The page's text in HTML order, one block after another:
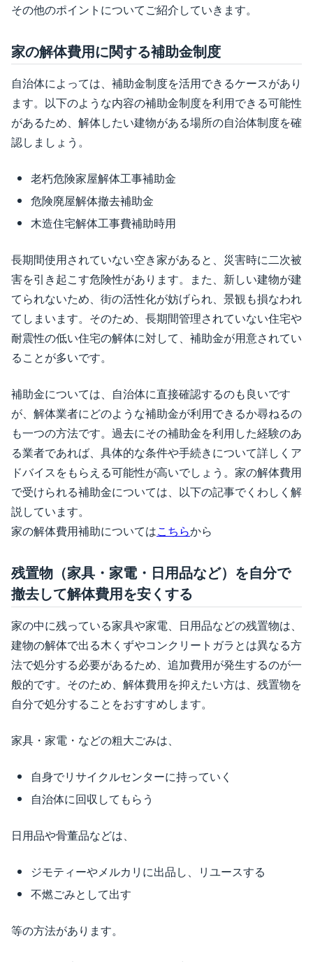
その他のポイントについてご紹介していきます。
家の解体費用に関する補助金制度
自治体によっては、補助金制度を活用できるケースがあり
ます。以下のような内容の補助金制度を利用できる可能性
があるため、解体したい建物がある場所の自治体制度を確
認しましょう。
老朽危険家屋解体工事補助金
危険廃屋解体撤去補助金
木造住宅解体工事費補助時用
長期間使用されていない空き家があると、災害時に二次被
害を引き起こす危険性があります。また、新しい建物が建
てられないため、街の活性化が妨げられ、景観も損なわれ
てしまいます。そのため、長期間管理されていない住宅や
耐震性の低い住宅の解体に対して、補助金が用意されてい
ることが多いです。
補助金については、自治体に直接確認するのも良いです
が、解体業者にどのような補助金が利用できるか尋ねるの
も一つの方法です。過去にその補助金を利用した経験のあ
る業者であれば、具体的な条件や手続きについて詳しくア
ドバイスをもらえる可能性が高いでしょう。家の解体費用
で受けられる補助金については、以下の記事でくわしく解
説しています。
家の解体費用補助についてはこちらから
残置物（家具・家電・日用品など）を自分で
撤去して解体費用を安くする
家の中に残っている家具や家電、日用品などの残置物は、
建物の解体で出る木くずやコンクリートガラとは異なる方
法で処分する必要があるため、追加費用が発生するのが一
般的です。そのため、解体費用を抑えたい方は、残置物を
自分で処分することをおすすめします。
家具・家電・などの粗大ごみは、
自身でリサイクルセンターに持っていく
自治体に回収してもらう
日用品や骨董品などは、
ジモティーやメルカリに出品し、リユースする
不燃ごみとして出す
等の方法があります。